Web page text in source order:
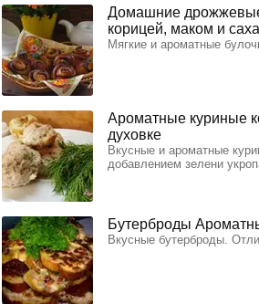
Домашние
корицей, маком и
Мягкие и ароматные
Ароматные куриные
духовке
Вкусные и ароматные
добавлением зелени
Бутерброды
Вкусные бутерброды.